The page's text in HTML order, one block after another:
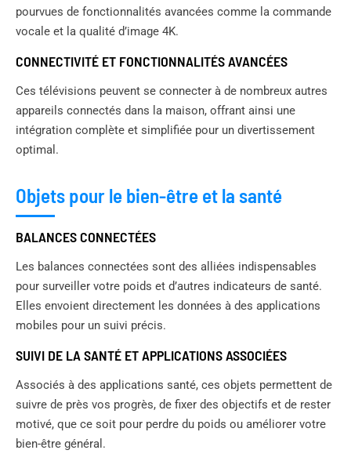
pourvues de fonctionnalités avancées comme la commande
vocale et la qualité d’image 4K.
CONNECTIVITÉ ET FONCTIONNALITÉS AVANCÉES
Ces télévisions peuvent se connecter à de nombreux autres
appareils connectés dans la maison, offrant ainsi une
intégration complète et simplifiée pour un divertissement
optimal.
Objets pour le bien-être et la santé
BALANCES CONNECTÉES
Les balances connectées sont des alliées indispensables
pour surveiller votre poids et d’autres indicateurs de santé.
Elles envoient directement les données à des applications
mobiles pour un suivi précis.
SUIVI DE LA SANTÉ ET APPLICATIONS ASSOCIÉES
Associés à des applications santé, ces objets permettent de
suivre de près vos progrès, de fixer des objectifs et de rester
motivé, que ce soit pour perdre du poids ou améliorer votre
bien-être général.